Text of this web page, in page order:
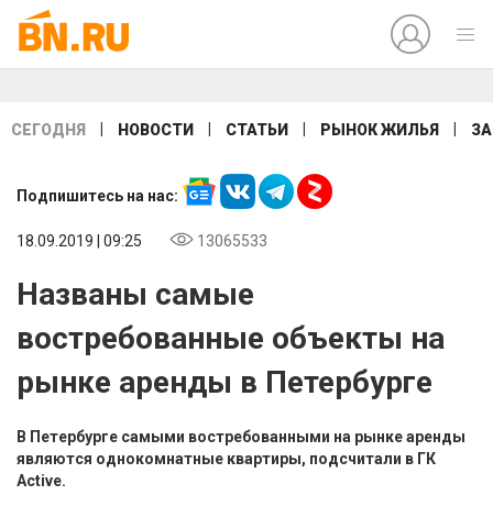
СЕГОДНЯ НОВОСТИ СТАТЬИ РЫНОК ЖИЛЬЯ
Подпишитесь на нас:
18.09.2019 | 09:25 13065533
Названы самые
востребованные объекты на
рынке аренды в Петербурге
В Петербурге самыми востребованными на рынке аренды
являются однокомнатные квартиры, подсчитали в ГК
Active.